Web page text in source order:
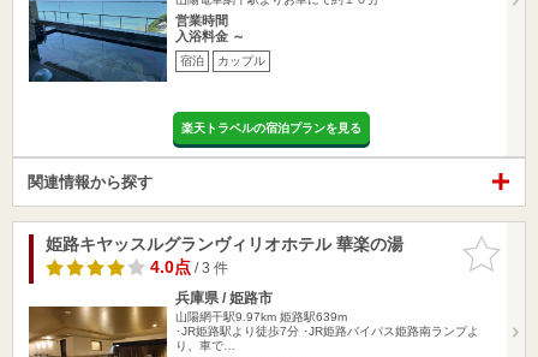
営業時間
入浴料金 ～
宿泊 カップル
楽天トラベルの宿泊プランを見る
関連情報から探す
お気に入
りに追加
姫路キヤッスルグランヴィリオホテル 華楽の湯
4.0点/ 3 件
兵庫県 / 姫路市
山陽網干駅9.97km 姫路駅639m
･JR姫路駅より徒歩7分 ･JR姫路バイパス姫路南ランプよ
り、車で…